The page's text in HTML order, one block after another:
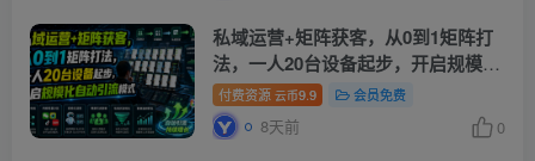
私域运营+矩阵获客，从0到1矩阵打
法，一人20台设备起步，开启规模化
自动引流模式！
付费资源 云币9.9 会员免费
8天前 0